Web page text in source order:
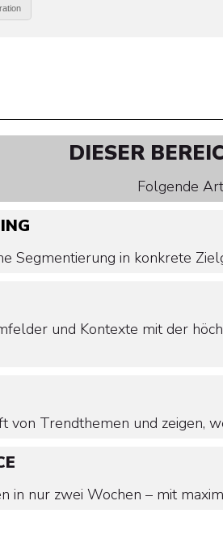
DIESER
Folgende
Segmentierung in konkrete
und Kontexte mit der
Trendthemen und zeigen,
in nur zwei Wochen – mit